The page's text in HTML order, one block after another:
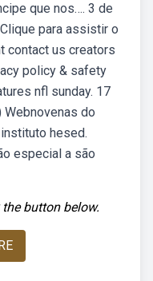
que nos…. 3 de
para assistir o
contact us creators
policy & safety
nfl sunday. 17
Webnovenas do
hesed.
especial a são
button below.